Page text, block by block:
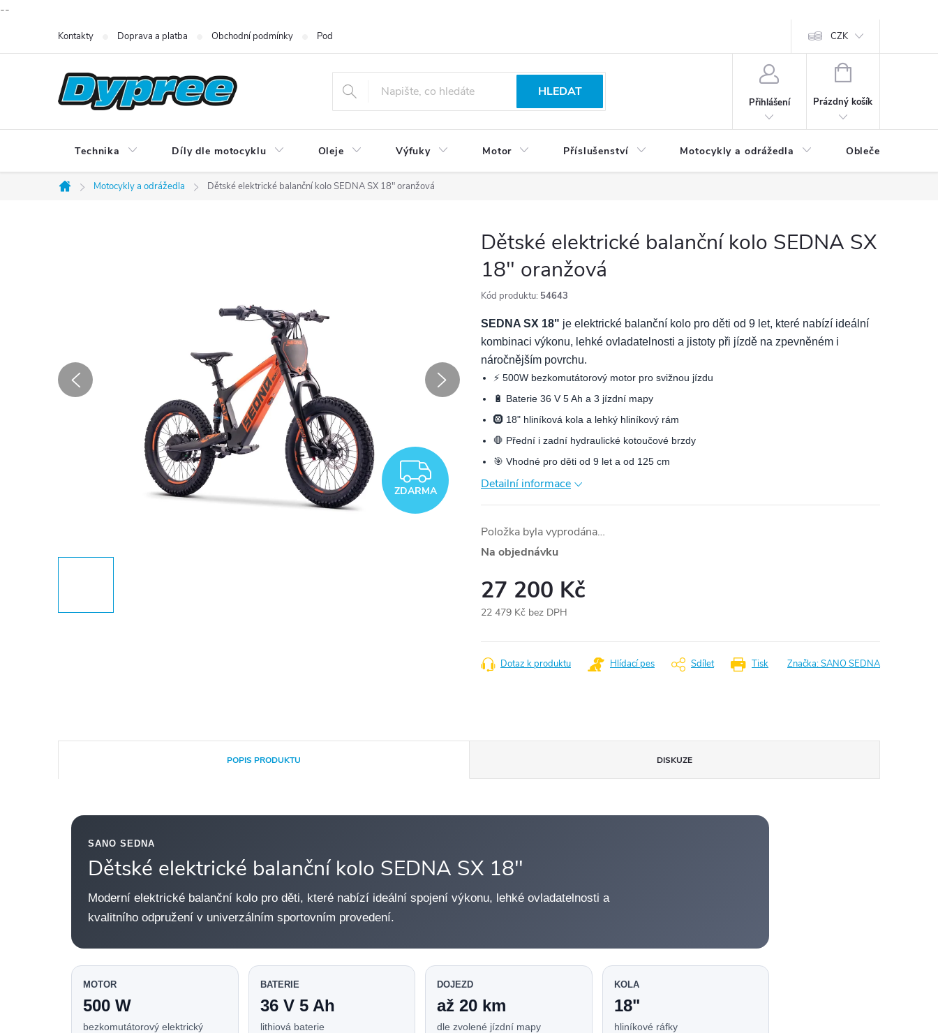
--
Kontakty Doprava a platba Obchodní podmínky Podmínky ochrany osobních údajů CZK
HLEDAT
Přihlášení
NÁKUPNÍ
Prázdný košík
Technika Díly dle motocyklu Oleje Výfuky Motor Příslušenství Motocykly a odrážedla Oblečení a
Domů
Motocykly a odrážedla Dětské elektrické balanční kolo SEDNA SX 18" oranžová
ZDARMA
ZDARMA
Dětské elektrické balanční kolo SEDNA SX
18" oranžová
Kód produktu: 54643
SEDNA SX 18" je elektrické balanční kolo pro děti od 9 let, které nabízí ideální
kombinaci výkonu, lehké ovladatelnosti a jistoty při jízdě na zpevněném i
náročnějším povrchu.
⚡ 500W bezkomutátorový motor pro svižnou jízdu
🔋 Baterie 36 V 5 Ah a 3 jízdní mapy
🛞 18" hliníková kola a lehký hliníkový rám
🛑 Přední i zadní hydraulické kotoučové brzdy
🎯 Vhodné pro děti od 9 let a od 125 cm
Detailní informace
Položka byla vyprodána…
Na objednávku
27 200 Kč
22 479 Kč bez DPH
cena:
Tisk
Dotaz k produktu Hlídací pes Sdílet Značka:SANO SEDNA
POPIS PRODUKTU DISKUZE
SANO SEDNA
Dětské elektrické balanční kolo SEDNA SX 18"
Moderní elektrické balanční kolo pro děti, které nabízí ideální spojení výkonu, lehké ovladatelnosti a
kvalitního odpružení v univerzálním sportovním provedení.
MOTOR
500 W
bezkomutátorový elektrický
BATERIE
36 V 5 Ah
lithiová baterie
DOJEZD
až 20 km
dle zvolené jízdní mapy
KOLA
18"
hliníkové ráfky